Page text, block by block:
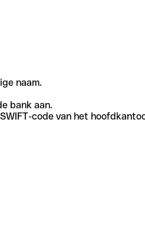
naam.
bank aan.
code van het